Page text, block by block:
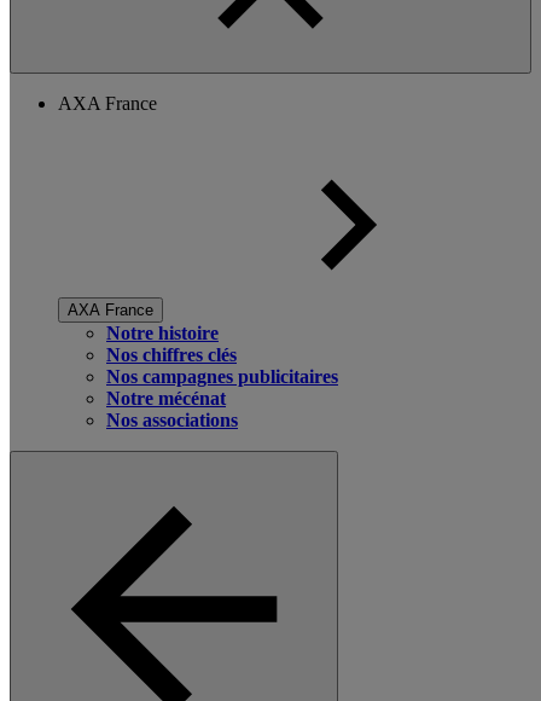
AXA France
AXA France
Notre histoire
Nos chiffres clés
Nos campagnes publicitaires
Notre mécénat
Nos associations